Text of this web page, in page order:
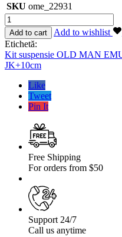
SKU ome_22931
Cantitate
Kit
suspensie
OLD
MAN
EMU
Nitrocharger
Wrangler
JK+10cm
Add to cart Add to wishlist
Etichetă:
Kit suspensie OLD MAN
JK+10cm
Like
Tweet
Pin It
Free Shipping
For orders from $50
Support 24/7
Call us anytime